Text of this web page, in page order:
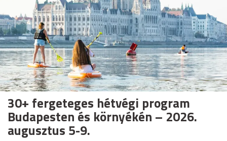
30+ fergeteges hétvégi program
Budapesten és környékén – 2026.
augusztus 5-9.